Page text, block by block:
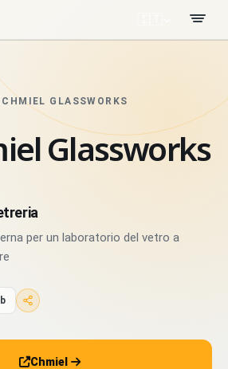
CHMIEL GLASSWORKS
Glassworks
per un laboratorio del vetro a
Chmiel